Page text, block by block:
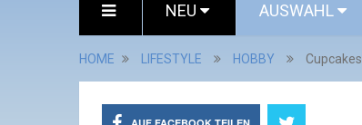
NEU AUSWAHL
HOME LIFESTYLE HOBBY Cupcakes